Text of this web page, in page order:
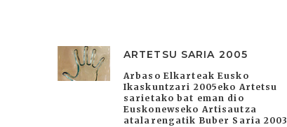
ARTETSU SARIA 2005
Arbaso Elkarteak Eusko
Ikaskuntzari 2005eko Artetsu
sarietako bat eman dio
Euskonewseko Artisautza
atalarengatik Buber Saria 2003